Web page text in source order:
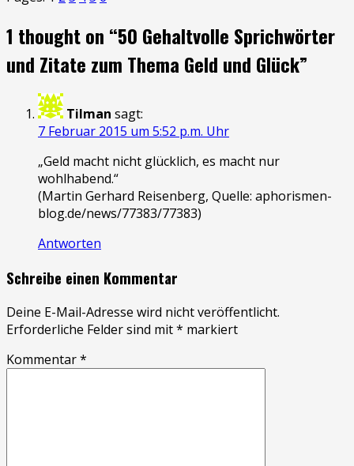
1 thought on “50 Gehaltvolle Sprichwörter
und Zitate zum Thema Geld und Glück”
Tilman sagt:
7 Februar 2015 um 5:52 p.m. Uhr
„Geld macht nicht glücklich, es macht nur
wohlhabend.“
(Martin Gerhard Reisenberg, Quelle: aphorismen-
blog.de/news/77383/77383)
Antworten
Schreibe einen Kommentar
Deine E-Mail-Adresse wird nicht veröffentlicht.
Erforderliche Felder sind mit* markiert
Kommentar*